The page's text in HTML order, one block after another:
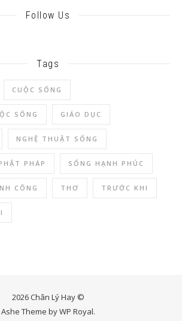
Follow Us
Tags
CUỘC SỐNG
SỐNG GIÁO DỤC
NGHỆ THUẬT SỐNG
PHÁP SỐNG HẠNH PHÚC
CÔNG THƠ TRƯỚC KHI
2026 Chân Lý Hay ©
Ashe Theme byWP Royal.